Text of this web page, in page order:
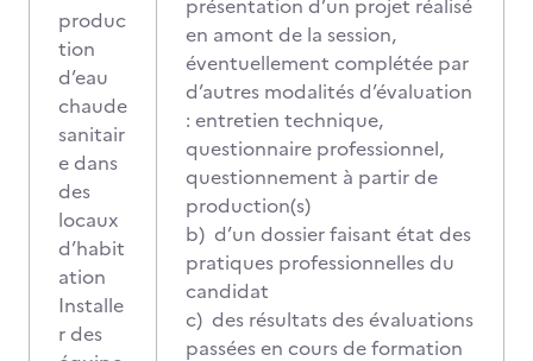
produc
tion
d’eau
chaude
sanitair
e dans
des
locaux
d’habit
ation
Installe
r des
présentation d’un projet réalisé
en amont de la session,
éventuellement complétée par
d’autres modalités d’évaluation
: entretien technique,
questionnaire professionnel,
questionnement à partir de
production(s)
b) d’un dossier faisant état des
pratiques professionnelles du
candidat
c) des résultats des évaluations
passées en cours de formation